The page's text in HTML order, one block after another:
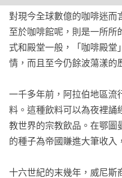
對現今全球數億的咖啡迷而
至於咖啡館呢，則是一所所
式和殿堂一般，「咖啡殿堂
情，而且至今仍餘波蕩漾的
一千多年前，阿拉伯地區流
料。這種飲料可以為夜裡誦
教世界的宗教飲品。在鄂圖
的種子為帝國賺進大筆收入
十六世紀的末幾年，威尼斯